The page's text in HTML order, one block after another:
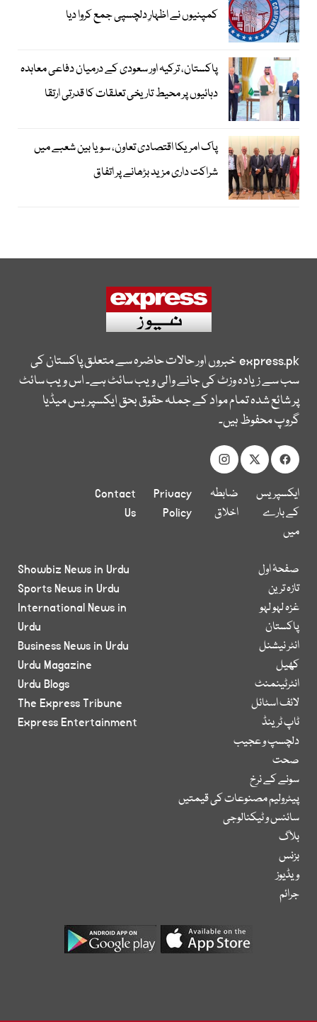
کمپنیوں نے اظہارِ دلچسپی جمع کروا دیا
پاکستان، ترکیہ اور سعودی کے درمیان دفاعی معاہدہ
دہائیوں پر محیط تاریخی تعلقات کا قدرتی ارتقا
پاک امریکا اقتصادی تعاون، سویا بین شعبے میں
شراکت داری مزید بڑھانے پر اتفاق
express.pkخبروں اور حالات حاضرہ سے متعلق پاکستان کی
سب سے زیادہ وزٹ کی جانے والی ویب سائٹ ہے۔ اس ویب سائٹ
پر شائع شدہ تمام مواد کے جملہ حقوق بحق ایکسپریس میڈیا
گروپ محفوظ ہیں۔
ایکسپریس
کے بارے
میں
ضابطہ
اخلاق
Privacy
Policy
Contact
Us
صفحۂ اول
تازہ ترین
غزہ لہو لہو
پاکستان
انٹر نیشنل
کھیل
انٹرٹینمنٹ
لائف اسٹائل
ٹاپ ٹرینڈ
دلچسپ و عجیب
صحت
سونے کے نرخ
پیٹرولیم مصنوعات کی قیمتیں
سائنس و ٹیکنالوجی
بلاگ
بزنس
ویڈیوز
جرائم
Showbiz News in Urdu
Sports News in Urdu
International News in
Urdu
Business News in Urdu
Urdu Magazine
Urdu Blogs
The Express Tribune
Express Entertainment